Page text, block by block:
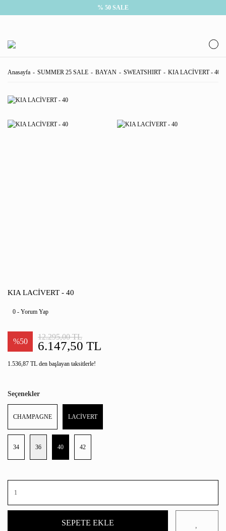
% 50 SALE
Anasayfa SUMMER 25 SALE BAYAN SWEATSHIRT KIA LACİVERT - 40
KIA LACİVERT - 40
0 - Yorum Yap
%50 6.147,50 TL
12.295,00 TL
1.536,87 TL den başlayan taksitlerle!
Seçenekler
CHAMPAGNE LACİVERT
34 36 40 42
SEPETE EKLE